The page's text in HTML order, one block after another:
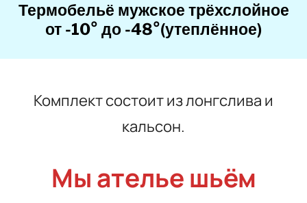
Термобельё мужское трёхслойное
от -10° до -48°(утеплённое)
Комплект состоит из лонгслива и
кальсон.
Мы ателье шьём